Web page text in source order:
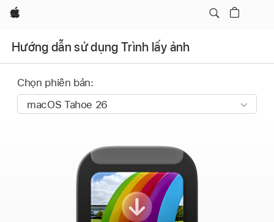
Apple
Hướng dẫn sử dụng Trình lấy ảnh
Chọn phiên bản: